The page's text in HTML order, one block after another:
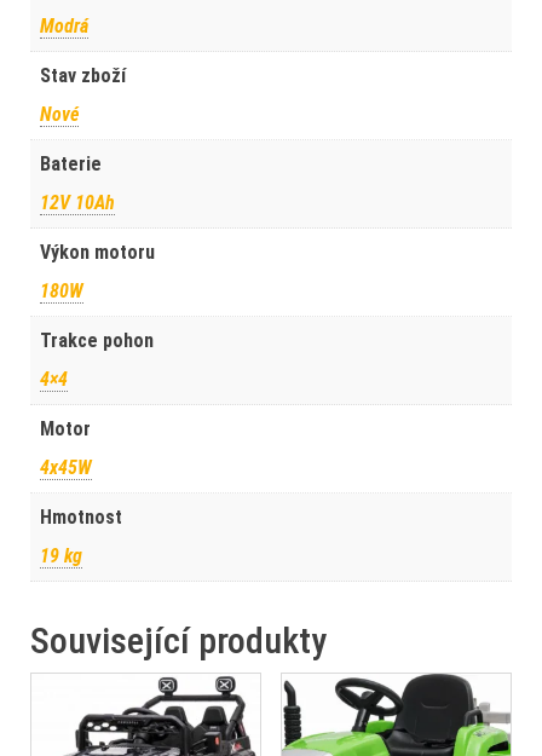
Modrá
Stav zboží
Nové
Baterie
12V 10Ah
Výkon motoru
180W
Trakce pohon
4×4
Motor
4x45W
Hmotnost
19 kg
Související produkty